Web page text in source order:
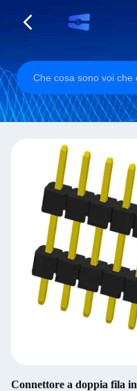
Connettore a doppia fila